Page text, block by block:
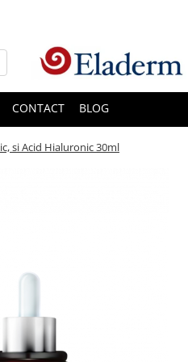
CONTACT BLOG
si Acid Hialuronic 30ml